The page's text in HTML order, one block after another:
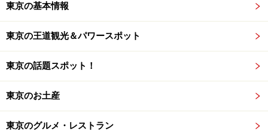
シェフが腕によりをかけた見目麗しいスイーツやセイボ
リーは、とにかく繊細で食べるのをためらうほど。クリ
の季節気分を盛り上げる食材がふんだんに使われ、自宅
でもセレブ感を満喫できるセットなのですが……何とお値
段驚きの4000円（税込）！ ホテル内で味わうアフタヌー
ンティーも格別ですが、家で心置きなくじっくり味わえ
るというのも魅力です。
東京の基本情報
東京の王道観光＆パワースポット
東京の話題スポット！
東京のお土産
東京のグルメ・レストラン